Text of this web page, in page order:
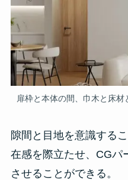
扉枠と本体の間、巾木と床
隙間と目地を意識する
在感を際立たせ、CGパ
させることができる。